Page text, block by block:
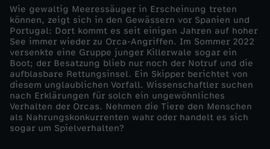
g
e
f
ä
h
Wie gewaltig Meeressäuger in Erscheinung treten
können, zeigt sich in den Gewässern vor Spanien und
Portugal: Dort kommt es seit einigen Jahren auf hoher
See immer wieder zu Orca-Angriffen. Im Sommer 2022
versenkte eine Gruppe junger Killerwale sogar ein
Boot; der Besatzung blieb nur noch der Notruf und die
aufblasbare Rettungsinsel. Ein Skipper berichtet von
diesem unglaublichen Vorfall. Wissenschaftler suchen
nach Erklärungen für solch ein ungewöhnliches
Verhalten der Orcas. Nehmen die Tiere den Menschen
als Nahrungskonkurrenten wahr oder handelt es sich
sogar um Spielverhalten?